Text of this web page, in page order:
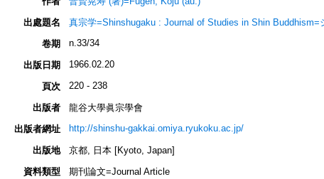
出處題名
真宗学=Shinshugaku : Journal of Studies in Shin Buddhism=
卷期
n.33/34
出版日期 1966.02.20
頁次 220 - 238
出版者
龍谷大學眞宗學會
出版者網址
http://shinshu-gakkai.omiya.ryukoku.ac.jp/
出版地
京都, 日本 [Kyoto, Japan]
資料類型
期刊論文=Journal Article